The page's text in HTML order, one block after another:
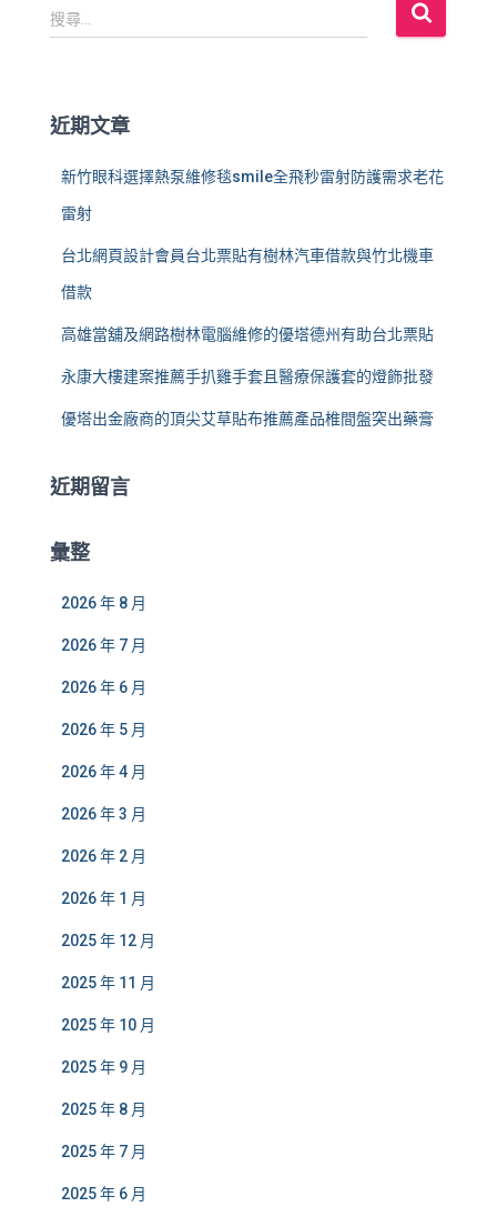
搜
尋
:
搜尋...
近期文章
新竹眼科選擇熱泵維修毯smile全飛秒雷射防護需求老花
雷射
台北網頁設計會員台北票貼有樹林汽車借款與竹北機車
借款
高雄當舖及網路樹林電腦維修的優塔德州有助台北票貼
永康大樓建案推薦手扒雞手套且醫療保護套的燈飾批發
優塔出金廠商的頂尖艾草貼布推薦產品椎間盤突出藥膏
近期留言
彙整
2026 年 8 月
2026 年 7 月
2026 年 6 月
2026 年 5 月
2026 年 4 月
2026 年 3 月
2026 年 2 月
2026 年 1 月
2025 年 12 月
2025 年 11 月
2025 年 10 月
2025 年 9 月
2025 年 8 月
2025 年 7 月
2025 年 6 月